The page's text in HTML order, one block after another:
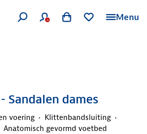
Menu
Sandalen dames
voering
Klittenbandsluiting
Anatomisch gevormd voetbed